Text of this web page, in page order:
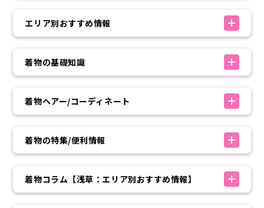
エリア別おすすめ情報
着物の基礎知識
着物ヘアー/コーディネート
着物の特集/便利情報
着物コラム【浅草：エリア別おすすめ情報】